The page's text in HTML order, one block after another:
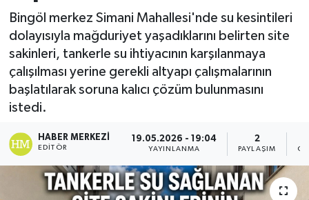
Bingöl merkez Simani Mahallesi'nde su kesintileri
dolayısıyla mağduriyet yaşadıklarını belirten site
sakinleri, tankerle su ihtiyacının karşılanmaya
çalışılması yerine gerekli altyapı çalışmalarının
başlatılarak soruna kalıcı çözüm bulunmasını
istedi.
HABER MERKEZI
EDITÖR
19.05.2026 - 19:04
YAYINLANMA
2
PAYLAŞIM
GENÇ
GÜNDEM
KARLIOVA
KİĞI
MERKEZ
Tüm Manşetler
Son Dakika Haberleri
Haber Arşivi